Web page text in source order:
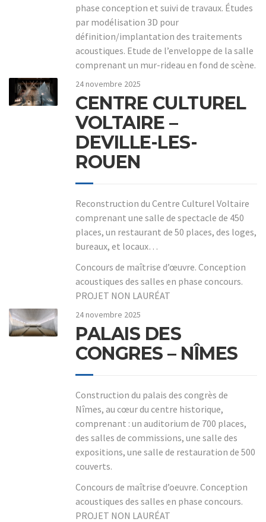
phase conception et suivi de travaux. Études
par modélisation 3D pour
définition/implantation des traitements
acoustiques. Etude de l’enveloppe de la salle
comprenant un mur-rideau en fond de scène.
24 novembre 2025
CENTRE CULTUREL
VOLTAIRE –
DEVILLE-LES-
ROUEN
Reconstruction du Centre Culturel Voltaire
comprenant une salle de spectacle de 450
places, un restaurant de 50 places, des loges,
bureaux, et locaux…
Concours de maîtrise d’œuvre. Conception
acoustiques des salles en phase concours.
PROJET NON LAURÉAT
24 novembre 2025
PALAIS DES
CONGRES – NÎMES
Construction du palais des congrès de
Nîmes, au cœur du centre historique,
comprenant : un auditorium de 700 places,
des salles de commissions, une salle des
expositions, une salle de restauration de 500
couverts.
Concours de maîtrise d’oeuvre. Conception
acoustiques des salles en phase concours.
PROJET NON LAURÉAT